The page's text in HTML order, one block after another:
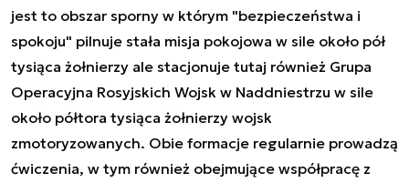
jest to obszar sporny w którym "bezpieczeństwa i
spokoju" pilnuje stała misja pokojowa w sile około pół
tysiąca żołnierzy ale stacjonuje tutaj również Grupa
Operacyjna Rosyjskich Wojsk w Naddniestrzu w sile
około półtora tysiąca żołnierzy wojsk
zmotoryzowanych. Obie formacje regularnie prowadzą
ćwiczenia, w tym również obejmujące współpracę z